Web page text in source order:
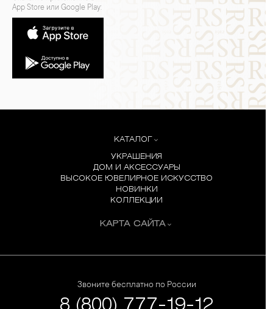
App Store или Google Play:
КАТАЛОГ
УКРАШЕНИЯ
ДОМ И АКСЕССУАРЫ
ВЫСОКОЕ ЮВЕЛИРНОЕ ИСКУССТВО
НОВИНКИ
КОЛЛЕКЦИИ
КАРТА САЙТА
Звоните бесплатно по России
8 (800) 777-19-12